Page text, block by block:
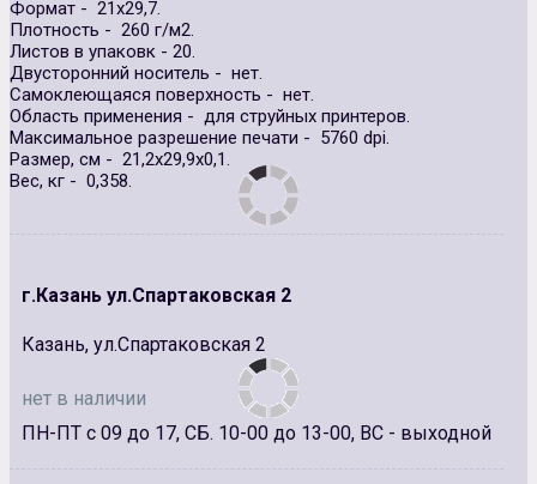
Формат - 21х29,7.
Плотность - 260 г/м2.
Листов в упаковк - 20.
Двусторонний носитель - нет.
Самоклеющаяся поверхность - нет.
Область применения - для струйных принтеров.
Максимальное разрешение печати - 5760 dpi.
Размер, см - 21,2х29,9х0,1.
Вес, кг - 0,358.
г.Казань ул.Спартаковская 2
Казань, ул.Спартаковская 2
нет в наличии
ПН-ПТ с 09 до 17, СБ. 10-00 до 13-00, ВС - выходной